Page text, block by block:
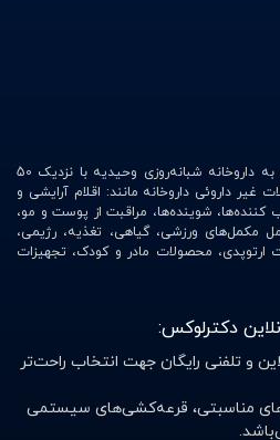
با امکاناتی منحصر به فرد (وابسته به داروخانه شبانه‌روزی وحیدیه با نزدیک 50
داروئی داروخانه مانند: اقلام آرایشی و
کننده‌ها، شوینده‌ها، مراقبت از پوست و مو،
ورزشی، گیاهی، تغذیه، رژیمی،
ارتوپدی، محصولات مادر و کودک، تجهیزات
دکترلوکس:
و تلفنی رایگان جهت انتخاب راحت‌تر
مناسبتی، قرعه‌کشی‌های سیستمی